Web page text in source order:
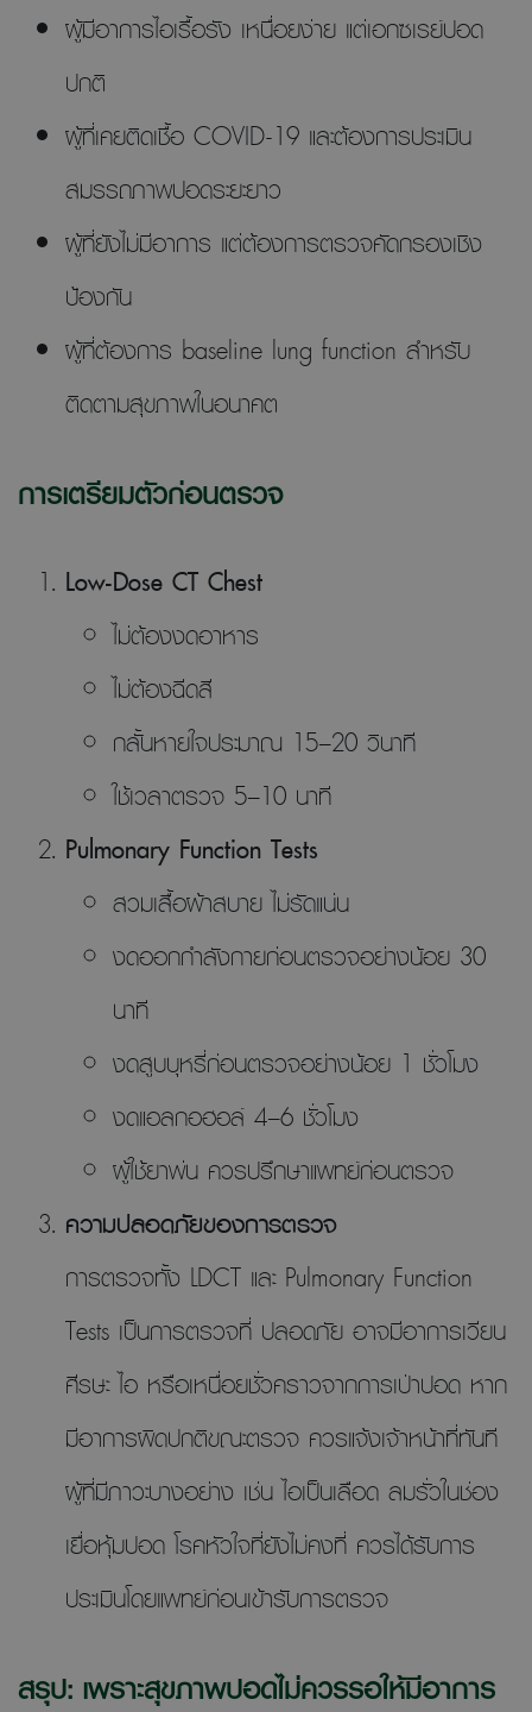
ผู้มีอาการไอเรื้อรัง เหนื่อยง่าย แต่เอกซเรย์ปอด
ปกติ
ผู้ที่เคยติดเชื้อ COVID-19 และต้องการประเมิน
สมรรถภาพปอดระยะยาว
ผู้ที่ยังไม่มีอาการ แต่ต้องการตรวจคัดกรองเชิง
ป้องกัน
ผู้ที่ต้องการ baseline lung function สำหรับ
ติดตามสุขภาพในอนาคต
การเตรียมตัวก่อนตรวจ
Low-Dose CT Chest
ไม่ต้องงดอาหาร
ไม่ต้องฉีดสี
กลั้นหายใจประมาณ 15–20 วินาที
ใช้เวลาตรวจ 5–10 นาที
Pulmonary Function Tests
สวมเสื้อผ้าสบาย ไม่รัดแน่น
งดออกกำลังกายก่อนตรวจอย่างน้อย 30
นาที
งดสูบบุหรี่ก่อนตรวจอย่างน้อย 1 ชั่วโมง
งดแอลกอฮอล์ 4–6 ชั่วโมง
ผู้ใช้ยาพ่น ควรปรึกษาแพทย์ก่อนตรวจ
ความปลอดภัยของการตรวจ
การตรวจทั้ง LDCT และ Pulmonary Function
Tests เป็นการตรวจที่ ปลอดภัย อาจมีอาการเวียน
ศีรษะ ไอ หรือเหนื่อยชั่วคราวจากการเป่าปอด หาก
มีอาการผิดปกติขณะตรวจ ควรแจ้งเจ้าหน้าที่ทันที
ผู้ที่มีภาวะบางอย่าง เช่น ไอเป็นเลือด ลมรั่วในช่อง
เยื่อหุ้มปอด โรคหัวใจที่ยังไม่คงที่ ควรได้รับการ
ประเมินโดยแพทย์ก่อนเข้ารับการตรวจ
สรุป: เพราะสุขภาพปอดไม่ควรรอให้มีอาการ